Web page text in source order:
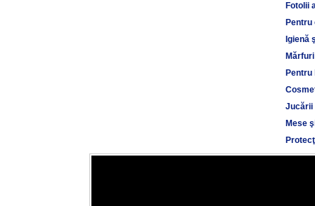
Fotolii
Igienă
Pentru
Jucării
Mese